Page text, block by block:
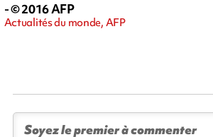
- © 2016 AFP
Actualités du monde, AFP